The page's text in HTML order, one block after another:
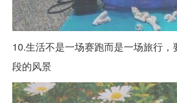
10.生活不是一场赛跑而是一场旅行，
段的风景